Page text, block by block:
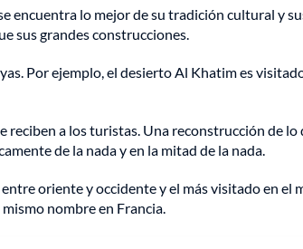
encuentra lo mejor de su tradición cultural y
sus grandes construcciones.
Por ejemplo, el desierto Al Khatim es
reciben a los turistas. Una reconstrucción de lo
de la nada y en la mitad de la nada.
oriente y occidente y el más visitado en el
nombre en Francia.